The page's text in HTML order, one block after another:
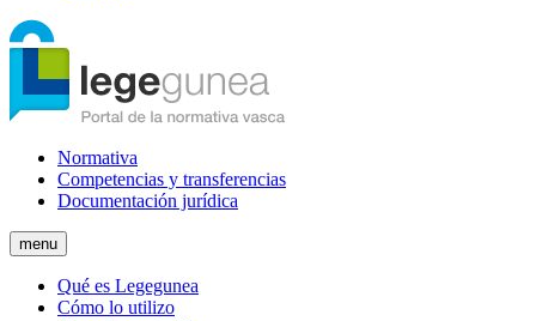
Normativa
Competencias y transferencias
Documentación jurídica
menu
Qué es Legegunea
Cómo lo utilizo